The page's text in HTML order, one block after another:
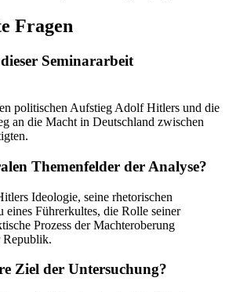
Fragen
Seminararbeit
politischen Aufstieg Adolf Hitlers und die
an die Macht in Deutschland zwischen
Themenfelder der Analyse?
Ideologie, seine rhetorischen
eines Führerkultes, die Rolle seiner
Prozess der Machteroberung
Republik.
Ziel der Untersuchung?